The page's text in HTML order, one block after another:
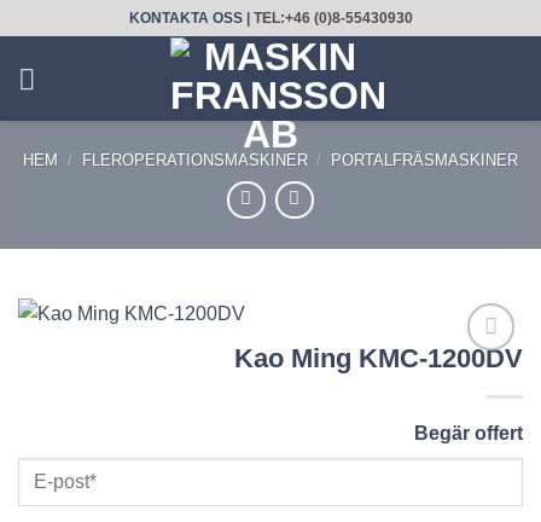
content
KONTAKTA OSS| TEL:+46 (0)8-55430930
HEM / FLEROPERATIONSMASKINER / PORTALFRÄSMASKINER
UTVALD
PRODUKT!
Kao Ming KMC-1200DV
Begär offert